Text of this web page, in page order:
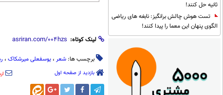
ثانیه حل کنند!
تست هوش چالش برانگیز: نابغه های ریاضی
الگوی پنهان این معما را پیدا کنند!
لینک کوتاه:
برچسب ها: شعر ، یوسفعلی میرشکاک ،
بازدید از صفحه اول